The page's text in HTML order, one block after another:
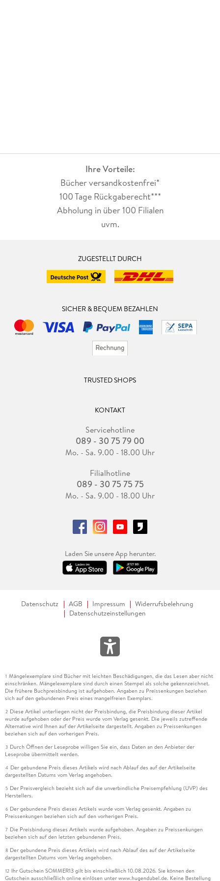
Ihre Vorteile:
Bücher versandkostenfrei*
100 Tage Rückgaberecht***
Abholung in über 100 Filialen
uvm.
ZUGESTELLT DURCH
SICHER & BEQUEM BEZAHLEN
TRUSTED SHOPS
KONTAKT
Servicehotline
089 - 30 75 79 00
Mo. - Sa. 9.00 - 18.00 Uhr
Filialhotline
089 - 30 75 75 75
Mo. - Sa. 9.00 - 18.00 Uhr
Laden Sie unsere App herunter.
Datenschutz AGB Impressum
Widerrufsbelehrung
Datenschutzeinstellungen
1 Mängelexemplare sind Bücher mit leichten Beschädigungen, die das Lesen aber nicht
einschränken. Mängelexemplare sind durch einen Stempel als solche gekennzeichnet.
Die frühere Buchpreisbindung ist aufgehoben. Angaben zu Preissenkungen beziehen
sich auf den gebundenen Preis eines mangelfreien Exemplars.
2 Diese Artikel unterliegen nicht der Preisbindung, die Preisbindung dieser Artikel
wurde aufgehoben oder der Preis wurde vom Verlag gesenkt. Die jeweils zutreffende
Alternative wird Ihnen auf der Artikelseite dargestellt. Angaben zu Preissenkungen
beziehen sich auf den vorherigen Preis.
3 Durch Öffnen der Leseprobe willigen Sie ein, dass Daten an den Anbieter der
Leseprobe übermittelt werden.
4 Der gebundene Preis dieses Artikels wird nach Ablauf des auf der Artikelseite
dargestellten Datums vom Verlag angehoben.
5 Der Preisvergleich bezieht sich auf die unverbindliche Preisempfehlung (UVP) des
Herstellers.
6 Der gebundene Preis dieses Artikels wurde vom Verlag gesenkt. Angaben zu
Preissenkungen beziehen sich auf den vorherigen Preis.
7 Die Preisbindung dieses Artikels wurde aufgehoben. Angaben zu Preissenkungen
beziehen sich auf den letzten gebundenen Preis.
8 Der gebundene Preis dieses Artikels wird nach Ablauf des auf der Artikelseite
dargestellten Datums vom Verlag angehoben.
12 Ihr Gutschein SOMMER13 gilt bis einschließlich 10.08.2026. Sie können den
Gutschein ausschließlich online einlösen unter www.hugendubel.de. Keine Bestellung